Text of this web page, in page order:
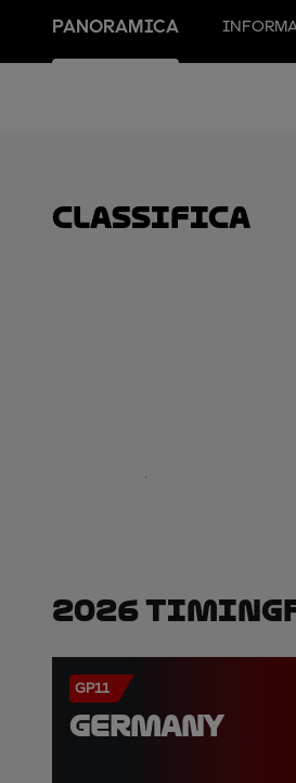
PANORAMICA
Classifica
2026
GP11
GERMANY